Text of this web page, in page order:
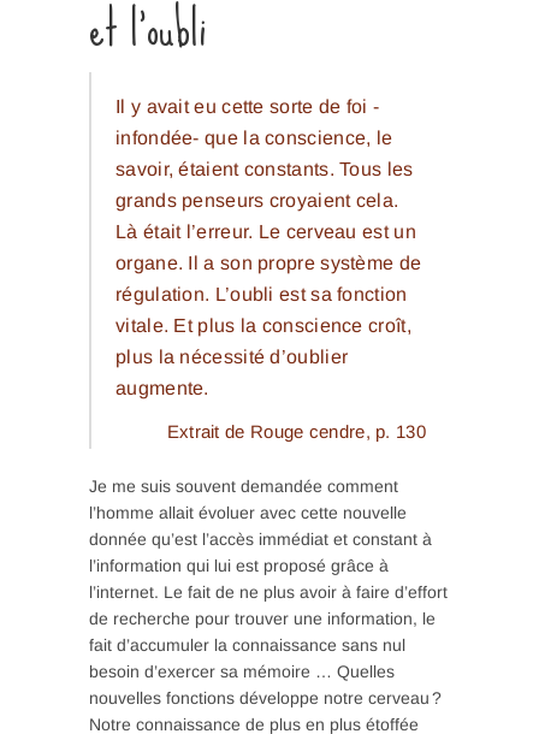
et l’oubli
Il y avait eu cette sorte de foi -
infondée- que la conscience, le
savoir, étaient constants. Tous les
grands penseurs croyaient cela.
Là était l’erreur. Le cerveau est un
organe. Il a son propre système de
régulation. L’oubli est sa fonction
vitale. Et plus la conscience croît,
plus la nécessité d’oublier
augmente.
Extrait de Rouge cendre, p. 130
Je me suis souvent demandée comment
l’homme allait évoluer avec cette nouvelle
donnée qu’est l’accès immédiat et constant à
l’information qui lui est proposé grâce à
l’internet. Le fait de ne plus avoir à faire d’effort
de recherche pour trouver une information, le
fait d’accumuler la connaissance sans nul
besoin d’exercer sa mémoire … Quelles
nouvelles fonctions développe notre cerveau ?
Notre connaissance de plus en plus étoffée